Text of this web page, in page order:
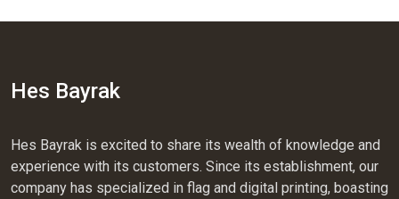
Hes Bayrak
Hes Bayrak is excited to share its wealth of knowledge and
experience with its customers. Since its establishment, our
company has specialized in flag and digital printing, boasting